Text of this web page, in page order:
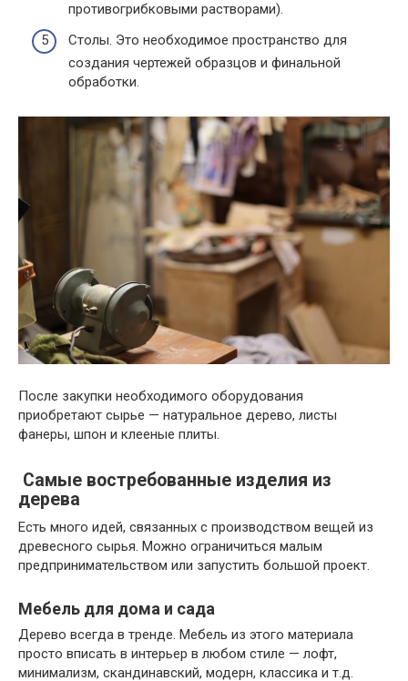
противогрибковыми растворами).
Столы. Это необходимое пространство для
создания чертежей образцов и финальной
обработки.
После закупки необходимого оборудования
приобретают сырье — натуральное дерево, листы
фанеры, шпон и клееные плиты.
Самые востребованные изделия из
дерева
Есть много идей, связанных с производством вещей из
древесного сырья. Можно ограничиться малым
предпринимательством или запустить большой проект.
Мебель для дома и сада
Дерево всегда в тренде. Мебель из этого материала
просто вписать в интерьер в любом стиле — лофт,
минимализм, скандинавский, модерн, классика и т.д.